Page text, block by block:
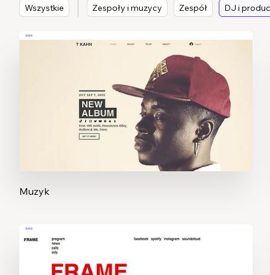
Wszystkie Zespoły i muzycy Zespół DJ i
Muzyk